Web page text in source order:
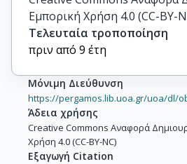
Εμπορική Χρήση 4.0 (CC-BY-
Τελευταία τροποποίηση
πριν από 9 έτη
Μόνιμη Διεύθυνση
https://pergamos.lib.uoa.gr/uoa/dl/
Άδεια χρήσης
Creative Commons Αναφορά
Χρήση 4.0 (CC-BY-NC)
Εξαγωγή Citation